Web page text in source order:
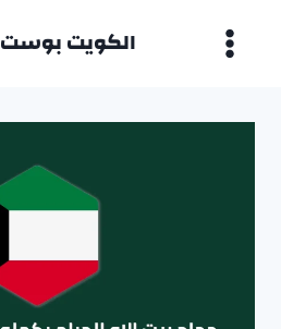
الكويت بوست